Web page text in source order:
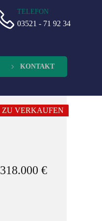
TELEFON
03521 - 71 92 34
KONTAKT
ZU VERKAUFEN
318.000 €